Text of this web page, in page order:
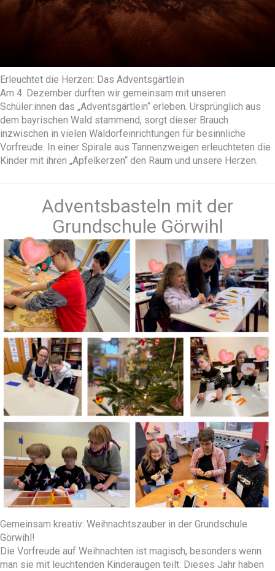
Erleuchtet die Herzen: Das Adventsgärtlein
Am 4. Dezember durften wir gemeinsam mit unseren
Schüler:innen das „Adventsgärtlein“ erleben. Ursprünglich aus
dem bayrischen Wald stammend, sorgt dieser Brauch
inzwischen in vielen Waldorfeinrichtungen für besinnliche
Vorfreude. In einer Spirale aus Tannenzweigen erleuchteten die
Kinder mit ihren „Apfelkerzen“ den Raum und unsere Herzen.
Adventsbasteln mit der
Grundschule Görwihl
Gemeinsam kreativ: Weihnachtszauber in der Grundschule
Görwihl!
Die Vorfreude auf Weihnachten ist magisch, besonders wenn
man sie mit leuchtenden Kinderaugen teilt. Dieses Jahr haben